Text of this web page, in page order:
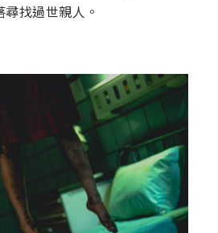
找過世親人。